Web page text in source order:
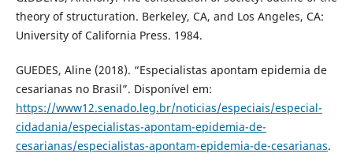
theory of structuration. Berkeley, CA, and Los Angeles, CA:
University of California Press. 1984.
GUEDES, Aline (2018). “Especialistas apontam epidemia de
cesarianas no Brasil”. Disponível em:
https://www12.senado.leg.br/noticias/especiais/especial-
cidadania/especialistas-apontam-epidemia-de-
cesarianas/especialistas-apontam-epidemia-de-cesarianas.